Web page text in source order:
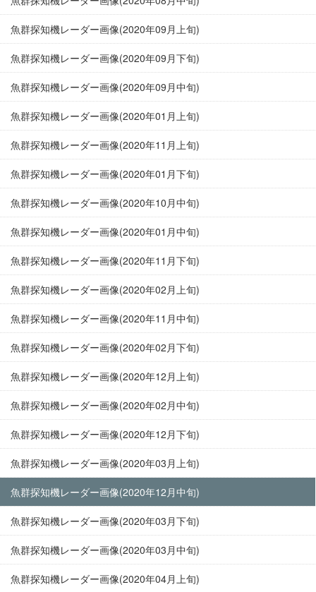
魚群探知機レーダー画像(2020年09月上旬)
魚群探知機レーダー画像(2020年09月下旬)
魚群探知機レーダー画像(2020年09月中旬)
魚群探知機レーダー画像(2020年01月上旬)
魚群探知機レーダー画像(2020年11月上旬)
魚群探知機レーダー画像(2020年01月下旬)
魚群探知機レーダー画像(2020年10月中旬)
魚群探知機レーダー画像(2020年01月中旬)
魚群探知機レーダー画像(2020年11月下旬)
魚群探知機レーダー画像(2020年02月上旬)
魚群探知機レーダー画像(2020年11月中旬)
魚群探知機レーダー画像(2020年02月下旬)
魚群探知機レーダー画像(2020年12月上旬)
魚群探知機レーダー画像(2020年02月中旬)
魚群探知機レーダー画像(2020年12月下旬)
魚群探知機レーダー画像(2020年03月上旬)
魚群探知機レーダー画像(2020年12月中旬)
魚群探知機レーダー画像(2020年03月下旬)
魚群探知機レーダー画像(2020年03月中旬)
魚群探知機レーダー画像(2020年04月上旬)